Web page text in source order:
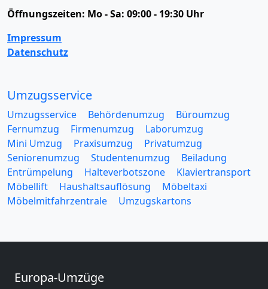
Öffnungszeiten: Mo - Sa: 09:00 - 19:30 Uhr
Impressum
Datenschutz
Umzugsservice
Umzugsservice Behördenumzug
Büroumzug
Fernumzug
Firmenumzug
Laborumzug
Mini Umzug
Praxisumzug
Privatumzug
Seniorenumzug
Studentenumzug
Beiladung
Entrümpelung
Halteverbotszone
Klaviertransport
Möbellift
Haushaltsauflösung
Möbeltaxi
Möbelmitfahrzentrale
Umzugskartons
Europa-Umzüge